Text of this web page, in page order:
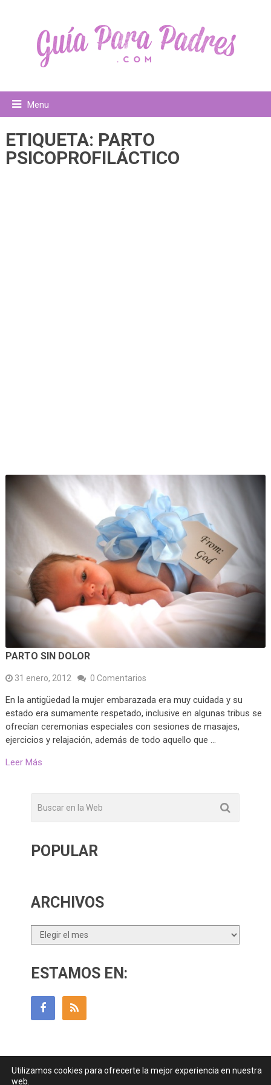
Menu
ETIQUETA: PARTO
PSICOPROFILÁCTICO
PARTO SIN DOLOR
31 enero, 2012 0 Comentarios
En la antigüedad la mujer embarazada era muy cuidada y su
estado era sumamente respetado, inclusive en algunas tribus se
ofrecían ceremonias especiales con sesiones de masajes,
ejercicios y relajación, además de todo aquello que …
Leer Más
POPULAR
ARCHIVOS
Archivos
ESTAMOS EN:
Utilizamos cookies para ofrecerte la mejor experiencia en nuestra
web.